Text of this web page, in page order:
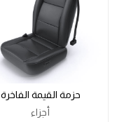
حزمة القيمة الفاخرة
أجزاء